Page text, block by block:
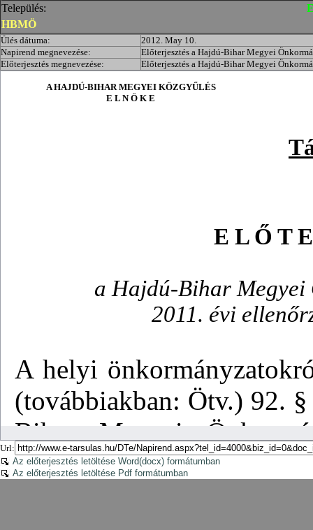
Település:
HBMÖ
Ülés dátuma:
2012. May 10.
Napirend megnevezése:
Előterjesztés a Hajdú-Bihar Megyei
Előterjesztés megnevezése:
Előterjesztés a Hajdú-Bihar Megyei
Url:
Az előterjesztés letöltése Word(docx) formátumban
Az előterjesztés letöltése Pdf formátumban